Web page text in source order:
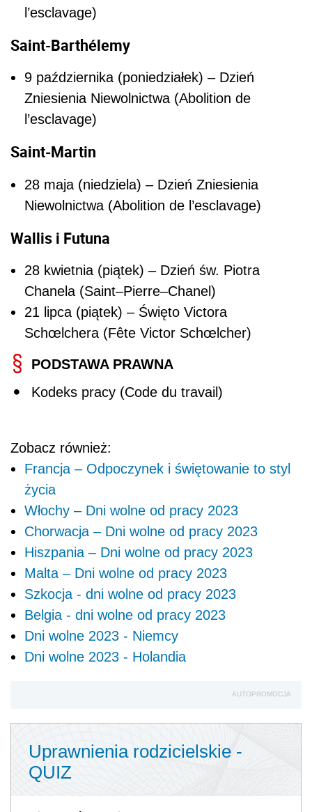
l’esclavage)
Saint-Barthélemy
9 października (poniedziałek) – Dzień
Zniesienia Niewolnictwa (Abolition de
l’esclavage)
Saint-Martin
28 maja (niedziela) – Dzień Zniesienia
Niewolnictwa (Abolition de l’esclavage)
Wallis i Futuna
28 kwietnia (piątek) – Dzień św. Piotra
Chanela (Saint–Pierre–Chanel)
21 lipca (piątek) – Święto Victora
Schœlchera (Fête Victor Schœlcher)
PODSTAWA PRAWNA
Kodeks pracy (Code du travail)
Zobacz również:
Francja – Odpoczynek i świętowanie to styl
życia
Włochy – Dni wolne od pracy 2023
Chorwacja – Dni wolne od pracy 2023
Hiszpania – Dni wolne od pracy 2023
Malta – Dni wolne od pracy 2023
Szkocja - dni wolne od pracy 2023
Belgia - dni wolne od pracy 2023
Dni wolne 2023 - Niemcy
Dni wolne 2023 - Holandia
AUTOPROMOCJA
Uprawnienia rodzicielskie -
QUIZ